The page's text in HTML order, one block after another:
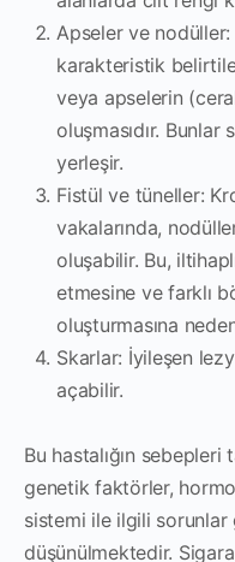
Apseler ve nodüller:
karakteristik
veya apselerin
oluşmasıdır. Bunlar
yerleşir.
Fistül ve tüneller:
vakalarında,
oluşabilir. Bu,
etmesine ve farklı
oluşturmasına
Skarlar: İyileşen
açabilir.
Bu hastalığın sebepleri
genetik faktörler,
sistemi ile ilgili sorunlar
düşünülmektedir.